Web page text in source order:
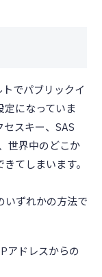
でパブリックイ
定になっていま
スキー、SAS
世界中のどこか
てしまいます。
いずれかの方法で
アドレスからの